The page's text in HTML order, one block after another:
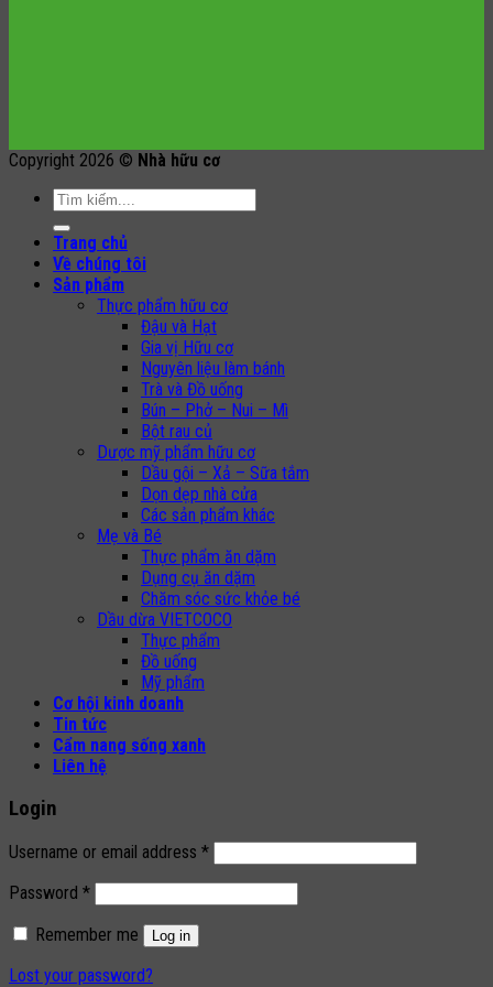
Copyright 2026 © Nhà hữu cơ
Search
for:
Trang chủ
Về chúng tôi
Sản phẩm
Thực phẩm hữu cơ
Đậu và Hạt
Gia vị Hữu cơ
Nguyên liệu làm bánh
Trà và Đồ uống
Bún – Phở – Nui – Mì
Bột rau củ
Dược mỹ phẩm hữu cơ
Dầu gội – Xả – Sữa tắm
Dọn dẹp nhà cửa
Các sản phẩm khác
Mẹ và Bé
Thực phẩm ăn dặm
Dụng cụ ăn dặm
Chăm sóc sức khỏe bé
Dầu dừa VIETCOCO
Thực phẩm
Đồ uống
Mỹ phẩm
Cơ hội kinh doanh
Tin tức
Cẩm nang sống xanh
Liên hệ
Login
Username or email address *
Password *
Remember me
Log in
Lost your password?